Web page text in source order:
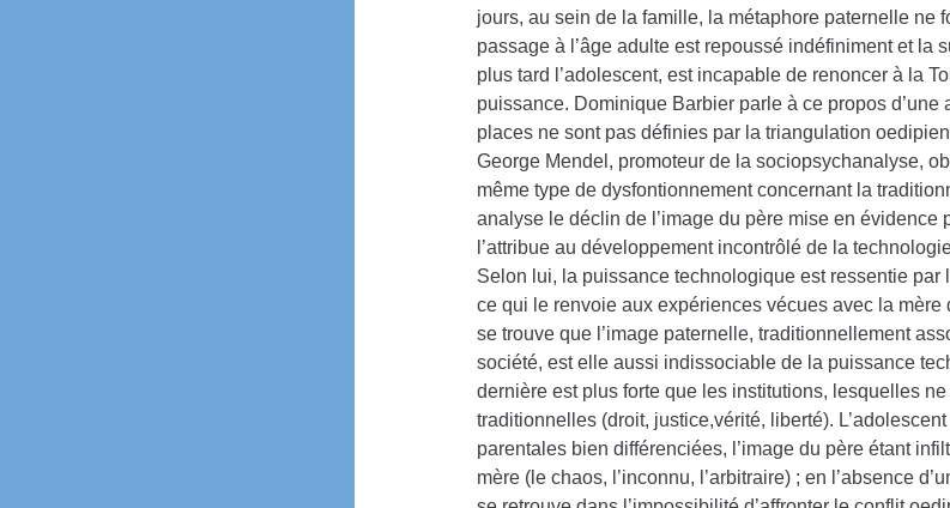
jours, au sein de la famille, la métaphore paternelle ne
passage à l’âge adulte est repoussé indéfiniment et la
plus tard l’adolescent, est incapable de renoncer à la
puissance. Dominique Barbier parle à ce propos
places ne sont pas définies par la triangulation
George Mendel, promoteur de la sociopsychanalyse,
même type de dysfontionnement concernant la
analyse le déclin de l’image du père mise en évidence
l’attribue au développement incontrôlé de la
Selon lui, la puissance technologique est ressentie par
ce qui le renvoie aux expériences vécues avec la mère
se trouve que l’image paternelle, traditionnellement
société, est elle aussi indissociable de la puissance
dernière est plus forte que les institutions, lesquelles
traditionnelles (droit, justice,vérité, liberté).
parentales bien différenciées, l’image du père étant
mère (le chaos, l’inconnu, l’arbitraire) ; en l’absence